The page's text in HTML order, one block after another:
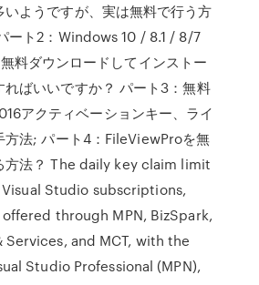
ようですが、実は無料で行う方
ート2：Windows 10 / 8.1 / 8/7
料ダウンロードしてインストー
ればいいですか？ パート3：無料
アクティベーションキー、ライ
方法; パート4：FileViewProを無
方法？ The daily key claim limit
Studio subscriptions,
through MPN, BizSpark,
Services, and MCT, with the
Studio Professional (MPN),